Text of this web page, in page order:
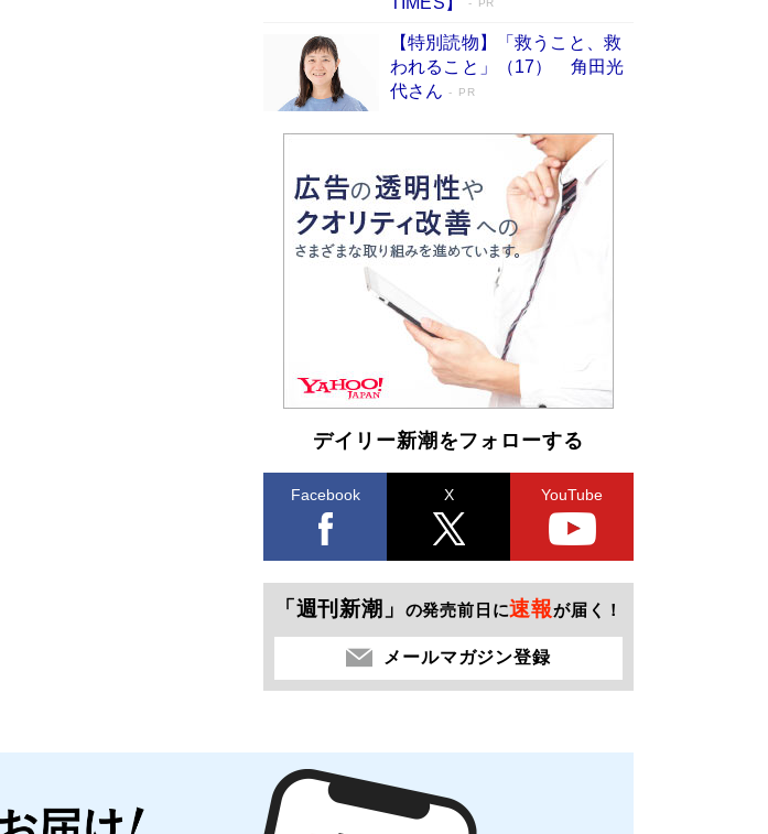
PR
【特別読物】「救うこと、救
われること」（17） 角田光
代さん
PR
デイリー新潮をフォローする
Facebook X YouTube
「週刊新潮」 の発売前日に速報が届く！
メールマガジン登録